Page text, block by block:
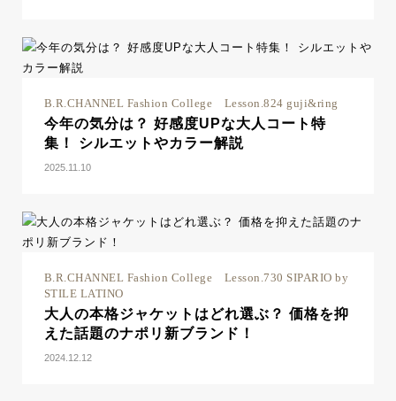
B.R.CHANNEL Fashion College Lesson.824 guji&ring
今年の気分は？ 好感度UPな大人コート特
集！ シルエットやカラー解説
2025.11.10
B.R.CHANNEL Fashion College Lesson.730 SIPARIO by
STILE LATINO
大人の本格ジャケットはどれ選ぶ？ 価格を抑
えた話題のナポリ新ブランド！
2024.12.12